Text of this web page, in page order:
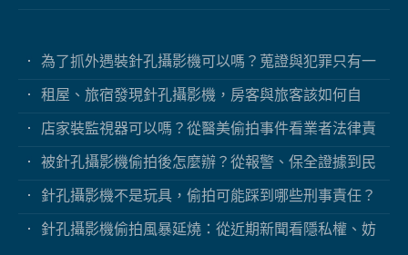
為了抓外遇裝針孔攝影機可以嗎？蒐證與犯罪只有一
租屋、旅宿發現針孔攝影機，房客與旅客該如何自
店家裝監視器可以嗎？從醫美偷拍事件看業者法律責
被針孔攝影機偷拍後怎麼辦？從報警、保全證據到民
針孔攝影機不是玩具，偷拍可能踩到哪些刑事責任？
針孔攝影機偷拍風暴延燒：從近期新聞看隱私權、妨